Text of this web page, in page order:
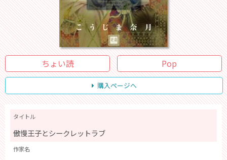
ちょい読 Pop
購入ページへ
タイトル
傲慢王子とシークレットラブ
作家名